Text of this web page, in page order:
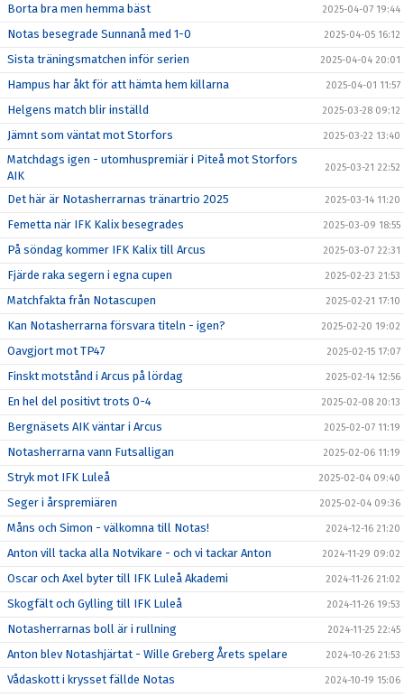
Borta bra men hemma bäst 2025-04-07 19:44
Notas besegrade Sunnanå med 1-0 2025-04-05 16:12
Sista träningsmatchen inför serien 2025-04-04 20:01
Hampus har åkt för att hämta hem killarna 2025-04-01 11:57
Helgens match blir inställd 2025-03-28 09:12
Jämnt som väntat mot Storfors 2025-03-22 13:40
Matchdags igen - utomhuspremiär i Piteå mot Storfors
AIK
2025-03-21 22:52
Det här är Notasherrarnas tränartrio 2025 2025-03-14 11:20
Femetta när IFK Kalix besegrades 2025-03-09 18:55
På söndag kommer IFK Kalix till Arcus 2025-03-07 22:31
Fjärde raka segern i egna cupen 2025-02-23 21:53
Matchfakta från Notascupen 2025-02-21 17:10
Kan Notasherrarna försvara titeln - igen? 2025-02-20 19:02
Oavgjort mot TP47 2025-02-15 17:07
Finskt motstånd i Arcus på lördag 2025-02-14 12:56
En hel del positivt trots 0-4 2025-02-08 20:13
Bergnäsets AIK väntar i Arcus 2025-02-07 11:19
Notasherrarna vann Futsalligan 2025-02-06 11:19
Stryk mot IFK Luleå 2025-02-04 09:40
Seger i årspremiären 2025-02-04 09:36
Måns och Simon - välkomna till Notas! 2024-12-16 21:20
Anton vill tacka alla Notvikare - och vi tackar Anton 2024-11-29 09:02
Oscar och Axel byter till IFK Luleå Akademi 2024-11-26 21:02
Skogfält och Gylling till IFK Luleå 2024-11-26 19:53
Notasherrarnas boll är i rullning 2024-11-25 22:45
Anton blev Notashjärtat - Wille Greberg Årets spelare 2024-10-26 21:53
Vådaskott i krysset fällde Notas 2024-10-19 15:06